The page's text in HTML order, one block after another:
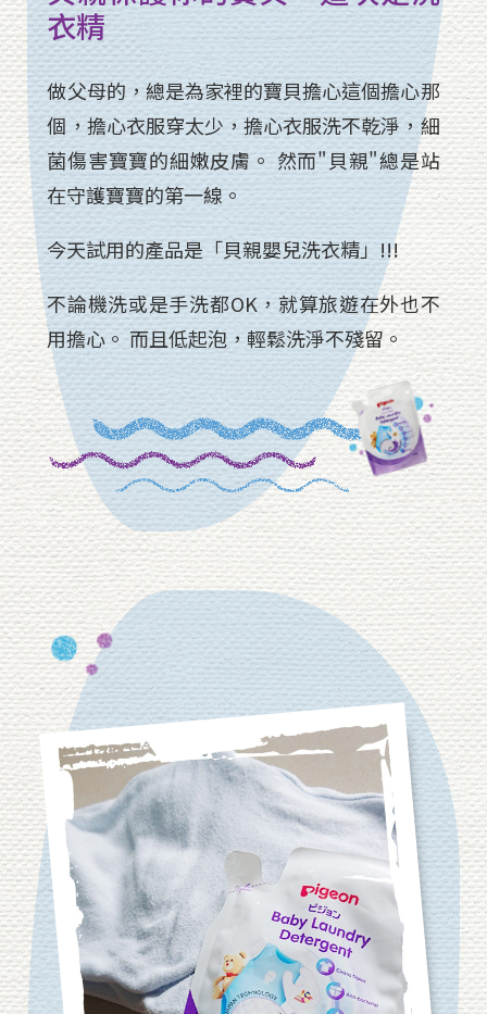
衣精
做父母的，總是為家裡的寶貝擔心這個擔心那
個，擔心衣服穿太少，擔心衣服洗不乾淨，細
菌傷害寶寶的細嫩皮膚。 然而"貝親"總是站
在守護寶寶的第一線。
今天試用的產品是「貝親嬰兒洗衣精」!!!
不論機洗或是手洗都OK，就算旅遊在外也不
用擔心。 而且低起泡，輕鬆洗淨不殘留。